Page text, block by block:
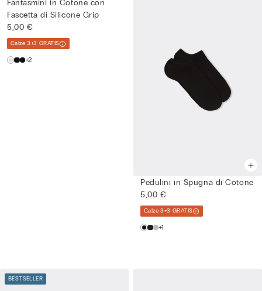
Fantasmini in Cotone con
Fascetta di Silicone Grip
5,00 €
Calze 3+3 GRATIS
+2
Pedulini in Spugna di Cotone
5,00 €
Calze 3+3 GRATIS
+1
BESTSELLER